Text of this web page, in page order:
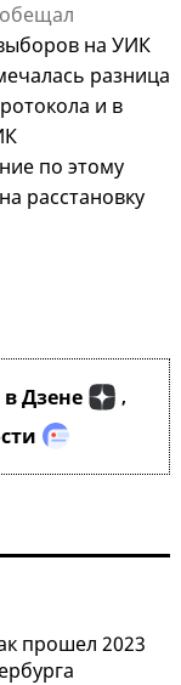
на УИК
разница
и в
по этому
расстановку
в Дзене ,